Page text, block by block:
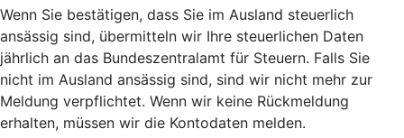
Wenn Sie bestätigen, dass Sie im Ausland steuerlich
ansässig sind, übermitteln wir Ihre steuerlichen Daten
jährlich an das Bundeszentralamt für Steuern. Falls Sie
nicht im Ausland ansässig sind, sind wir nicht mehr zur
Meldung verpflichtet. Wenn wir keine Rückmeldung
erhalten, müssen wir die Kontodaten melden.